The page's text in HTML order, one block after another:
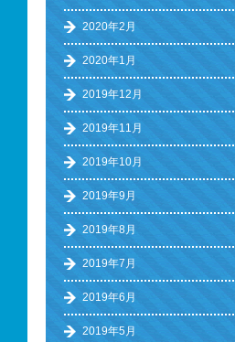
2020年2月
2020年1月
2019年12月
2019年11月
2019年10月
2019年9月
2019年8月
2019年7月
2019年6月
2019年5月